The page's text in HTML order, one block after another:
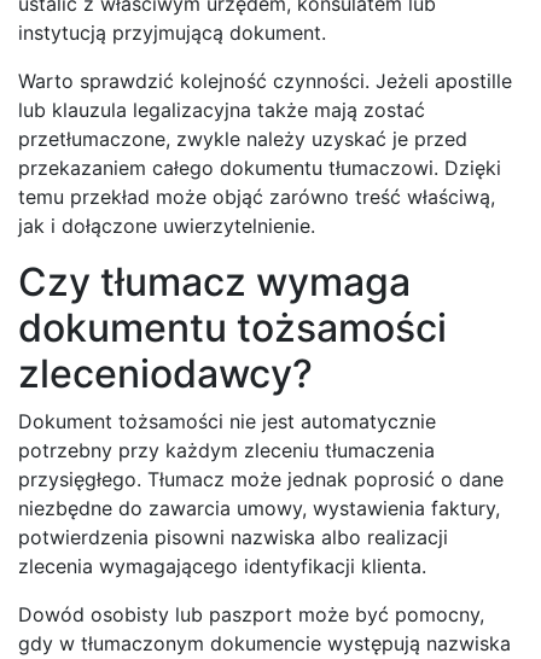
instytucją przyjmującą dokument.
Warto sprawdzić kolejność czynności. Jeżeli apostille
lub klauzula legalizacyjna także mają zostać
przetłumaczone, zwykle należy uzyskać je przed
przekazaniem całego dokumentu tłumaczowi. Dzięki
temu przekład może objąć zarówno treść właściwą,
jak i dołączone uwierzytelnienie.
Czy tłumacz wymaga
dokumentu tożsamości
zleceniodawcy?
Dokument tożsamości nie jest automatycznie
potrzebny przy każdym zleceniu tłumaczenia
przysięgłego. Tłumacz może jednak poprosić o dane
niezbędne do zawarcia umowy, wystawienia faktury,
potwierdzenia pisowni nazwiska albo realizacji
zlecenia wymagającego identyfikacji klienta.
Dowód osobisty lub paszport może być pomocny,
gdy w tłumaczonym dokumencie występują nazwiska